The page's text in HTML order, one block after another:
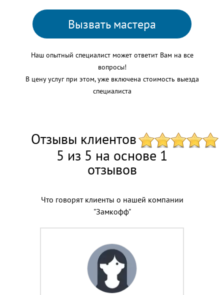
Вызвать мастера
Наш опытный специалист может ответит Вам на все
вопросы!
В цену услуг при этом, уже включена стоимость выезда
специалиста
Отзывы клиентов
5 из 5 на основе 1
отзывов
Что говорят клиенты о нашей компании
"Замкофф"